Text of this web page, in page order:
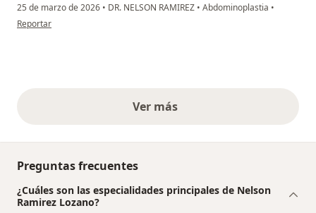
25 de marzo de 2026 • DR. NELSON RAMIREZ • Abdominoplastia •
en opinión del usuario LM
Reportar
Ver másopiniones anteriores
Preguntas frecuentes
¿Cuáles son las especialidades principales de Nelson
Ramirez Lozano?